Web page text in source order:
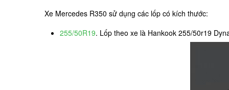
Xe Mercedes R350 sử dụng các lốp có kích thước:
255/50R19. Lốp theo xe là Hankook 255/50r19